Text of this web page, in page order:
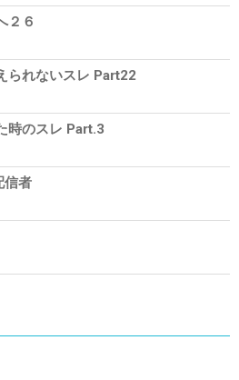
２６
られないスレ Part22
時のスレ Part.3
信者